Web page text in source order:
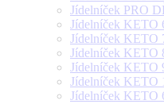
Jídelníček PRO
Jídelníček KETO
Jídelníček KETO
Jídelníček KETO
Jídelníček KETO
Jídelníček KETO
Jídelníček KETO